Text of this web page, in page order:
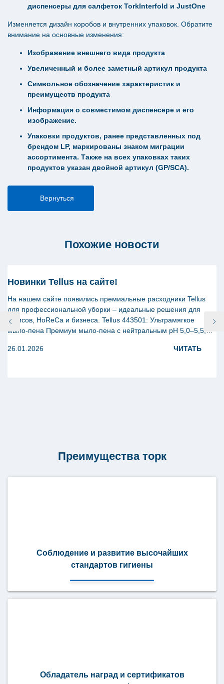
диспенсеры для салфеток TorkInterfold и JustOne
Изменяется дизайн коробов и внутренних упаковок. Обратите
внимание на основные изменения:
Изображение внешнего вида продукта
Увеличенный и более заметный артикул продукта
Символьное обозначение характеристик и
преимуществ продукта
Информация о совместимом диспенсере и его
изображение.
Упаковки продуктов, ранее представленных под
брендом LP, маркированы знаком миграции
ассортимента. Также на всех упаковках таких
продуктов указан двойной артикул (GP/SCA).
Вернуться
Похожие новости
Новинки Tellus на сайте!
На нашем сайте появились премиальные расходники Tellus
для профессиональной уборки – идеальные решения для
офисов, HoReCa и бизнеса. Tellus 443501: Ультрамягкое
мыло-пена Премиум мыло-пена с нейтральным pH 5,0–5,5,
Аромат груши, ландыша, ванили – для бережного ухода за
26.01.2026 ЧИТАТЬ
Преимущества торк
Соблюдение и развитие высочайших
стандартов гигиены
Обладатель наград и сертификатов